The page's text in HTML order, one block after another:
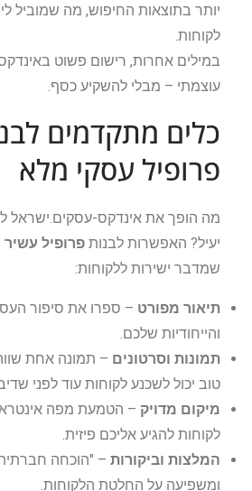
יותר בתוצאות החיפוש, מה שמוביל
לקוחות.
עוצמתי – מבלי להשקיע כסף.
כלים מתקדמים
פרופיל עסקי מלא
מה הופך את אינדקס-עסקים.ישראל
יעיל? האפשרות לבנות פרופיל
שמדבר ישירות ללקוחות:
תיאור מפורט – ספרו את סיפור
והייחודיות שלכם.
תמונות וסרטונים – תמונה אחת
טוב יכול לשכנע לקוחות עוד לפני
מיקום מדויק – הטמעת מפה
לקוחות להגיע אליכם פיזית.
המלצות וביקורות – "הוכחה
ומשפיעה על החלטת הלקוחות.